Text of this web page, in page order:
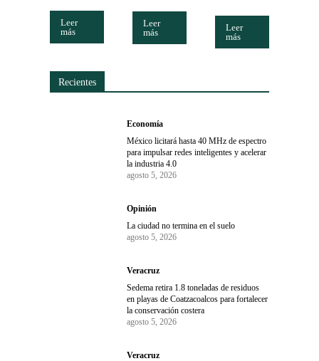
Leer
más
Leer
más
Leer
más
Recientes
Economía
México licitará hasta 40 MHz de espectro
para impulsar redes inteligentes y acelerar
la industria 4.0
agosto 5, 2026
Opinión
La ciudad no termina en el suelo
agosto 5, 2026
Veracruz
Sedema retira 1.8 toneladas de residuos
en playas de Coatzacoalcos para fortalecer
la conservación costera
agosto 5, 2026
Veracruz